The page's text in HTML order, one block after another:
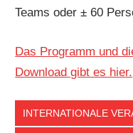
Teams oder ± 60
Das Programm und
Download gibt es hier.
INTERNATIONALE